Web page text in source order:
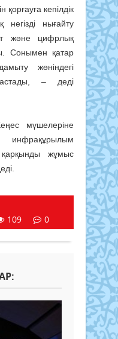
кепілдік
негізді нығайту
және цифрлық
Сонымен қатар
жөніндегі
– деді
мүшелеріне
жұмыс
109 0